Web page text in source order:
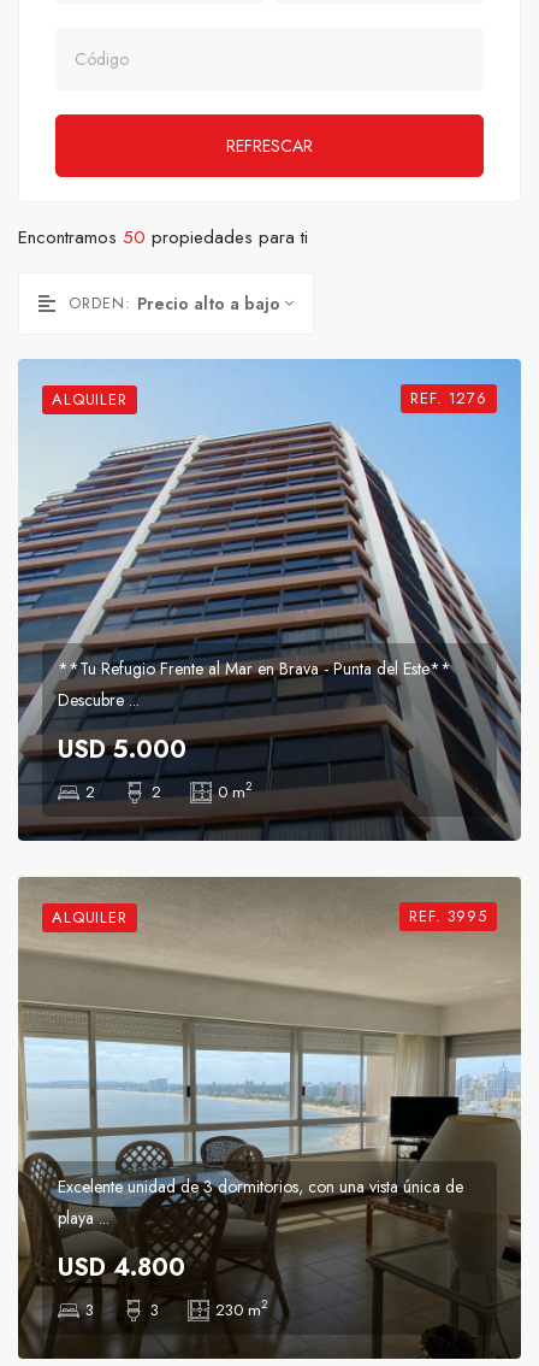
REFRESCAR
Encontramos 50 propiedades para ti
ORDEN: Precio alto a bajo
ALQUILER REF. 1276
**Tu Refugio Frente al Mar en Brava - Punta del Este**
Descubre ...
USD 5.000
2 2 0 m2
ALQUILER REF. 3995
Excelente unidad de 3 dormitorios, con una vista única de
playa ...
USD 4.800
3 3 230 m2